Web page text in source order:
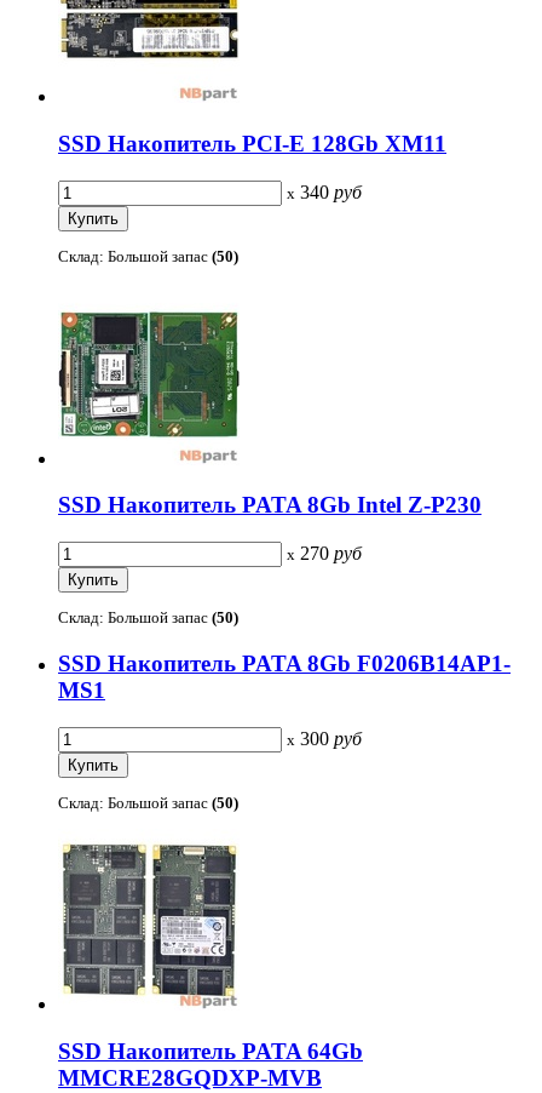
SSD Накопитель PCI-E 128Gb XM11
x 340 руб
Склад: Большой запас (50)
SSD Накопитель PATA 8Gb Intel Z-P230
x 270 руб
Склад: Большой запас (50)
SSD Накопитель PATA 8Gb F0206B14AP1-
MS1
x 300 руб
Склад: Большой запас (50)
SSD Накопитель PATA 64Gb
MMCRE28GQDXP-MVB